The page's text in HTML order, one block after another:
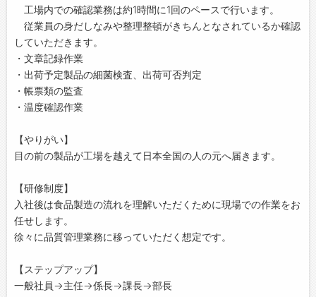
工場内での確認業務は約1時間に1回のペースで行います。
従業員の身だしなみや整理整頓がきちんとなされているか確認
していただきます。
・文章記録作業
・出荷予定製品の細菌検査、出荷可否判定
・帳票類の監査
・温度確認作業
【やりがい】
目の前の製品が工場を越えて日本全国の人の元へ届きます。
【研修制度】
入社後は食品製造の流れを理解いただくために現場での作業をお
任せします。
徐々に品質管理業務に移っていただく想定です。
【ステップアップ】
一般社員→主任→係長→課長→部長